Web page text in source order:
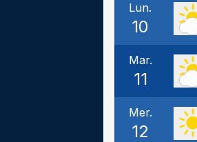
Lun.
10
Mar.
11
Mer.
12